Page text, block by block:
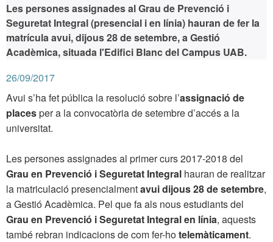
Les persones assignades al Grau de Prevenció i
Seguretat Integral (presencial i en línia) hauran de fer la
matrícula avui, dijous 28 de setembre, a Gestió
Acadèmica, situada l'Edifici Blanc del Campus UAB.
26/09/2017
Avui s’ha fet pública la resolució sobre l’assignació de
placesper a la convocatòria de setembre d’accés a la
universitat.
Les persones assignades al primer curs 2017-2018 del
Grau en Prevenció i Seguretat Integral hauran de realitzar
la matriculació presencialmentavuidijous 28 de setembre,
a Gestió Acadèmica. Pel que fa als nous estudiants del
Grau en Prevenció i Seguretat Integral en línia, aquests
també rebran indicacions de com fer-hotelemàticament.